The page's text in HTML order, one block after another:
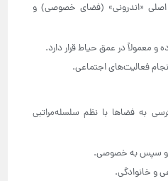
«اندرونی» (فضای خصوصی) و
و معمولاً در عمق حیاط قرار دارد.
فعالیت‌های اجتماعی.
به فضاها با نظم سلسله‌مراتبی
و سپس به خصوصی.
و خانوادگی.